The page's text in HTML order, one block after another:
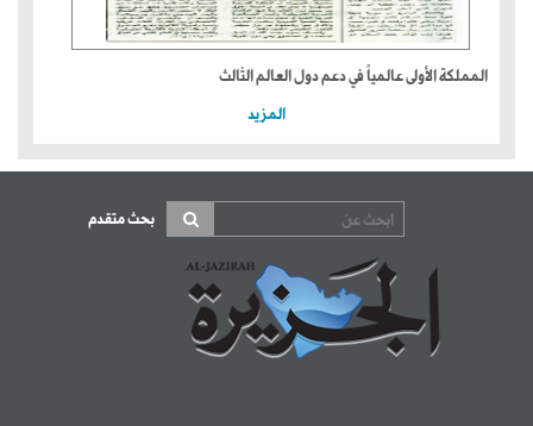
المملكة الأولى عالمياً في دعم دول العالم الثالث
المزيد
بحث متقدم